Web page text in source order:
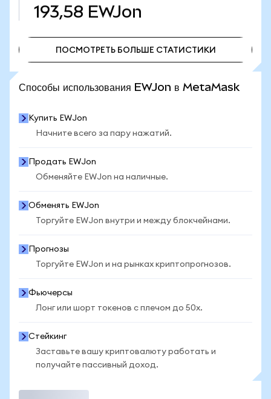
193,58 EWJon
ПОСМОТРЕТЬ БОЛЬШЕ СТАТИСТИКИ
Способы использования EWJon в MetaMask
Купить EWJon
Начните всего за пару нажатий.
Продать EWJon
Обменяйте EWJon на наличные.
Обменять EWJon
Торгуйте EWJon внутри и между блокчейнами.
Прогнозы
Торгуйте EWJon и на рынках криптопрогнозов.
Фьючерсы
Лонг или шорт токенов с плечом до 50x.
Стейкинг
Заставьте вашу криптовалюту работать и
получайте пассивный доход.